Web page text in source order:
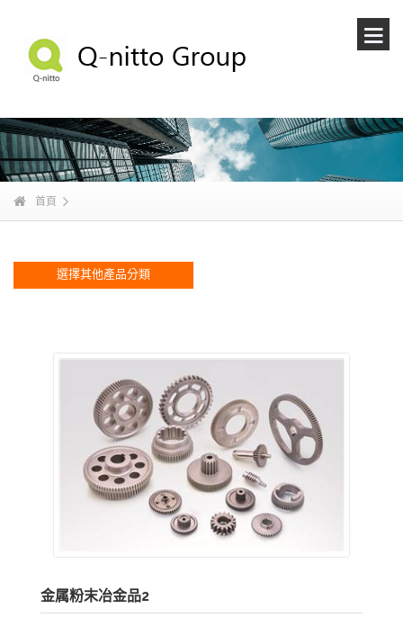
首頁
選擇其他產品分類
金属粉末冶金品2